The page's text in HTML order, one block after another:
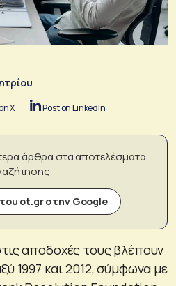
X Post on LinkedIn
άρθρα στα αποτελέσματα
ot.gr στην Google
αποδοχές τους βλέπουν
1997 και 2012, σύμφωνα με